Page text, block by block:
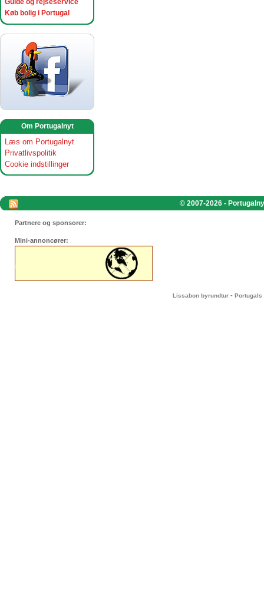
Guide og rejseservice
Køb bolig i Portugal
Om Portugalnyt
Læs om Portugalnyt
Privatlivspolitik
Cookie indstillinger
© 2007-2026 -
Partnere og sponsorer:
Mini-annoncører:
Lissabon byrundtur - Portugals